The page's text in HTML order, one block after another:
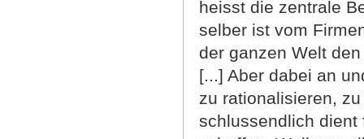
heisst die zentrale
selber ist vom
der ganzen Welt
[...] Aber dabei an
zu rationalisieren,
schlussendlich dient